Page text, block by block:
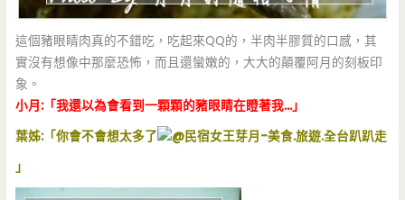
這個豬眼睛肉真的不錯吃，吃起來QQ的，半肉半膠質的口感，其
實沒有想像中那麼恐怖，而且還蠻嫩的，大大的顛覆阿月的刻板印
象。
小月:「我還以為會看到一顆顆的豬眼睛在瞪著我…」
葉姊:「你會不會想太多了
」